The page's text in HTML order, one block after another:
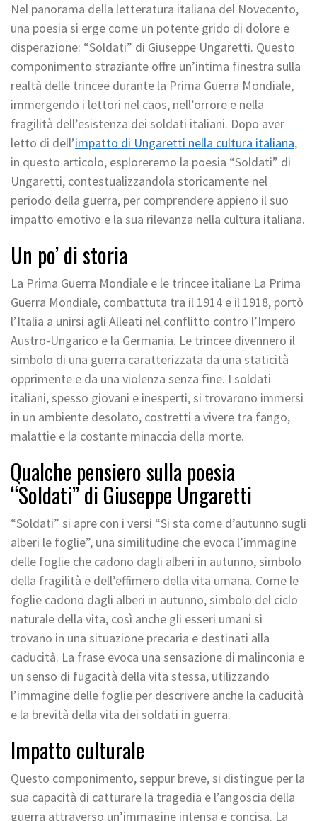
Nel panorama della letteratura italiana del Novecento,
una poesia si erge come un potente grido di dolore e
disperazione: “Soldati” di Giuseppe Ungaretti. Questo
componimento straziante offre un’intima finestra sulla
realtà delle trincee durante la Prima Guerra Mondiale,
immergendo i lettori nel caos, nell’orrore e nella
fragilità dell’esistenza dei soldati italiani. Dopo aver
letto di dell’impatto di Ungaretti nella cultura italiana,
in questo articolo, esploreremo la poesia “Soldati” di
Ungaretti, contestualizzandola storicamente nel
periodo della guerra, per comprendere appieno il suo
impatto emotivo e la sua rilevanza nella cultura italiana.
Un po’ di storia
La Prima Guerra Mondiale e le trincee italiane La Prima
Guerra Mondiale, combattuta tra il 1914 e il 1918, portò
l’Italia a unirsi agli Alleati nel conflitto contro l’Impero
Austro-Ungarico e la Germania. Le trincee divennero il
simbolo di una guerra caratterizzata da una staticità
opprimente e da una violenza senza fine. I soldati
italiani, spesso giovani e inesperti, si trovarono immersi
in un ambiente desolato, costretti a vivere tra fango,
malattie e la costante minaccia della morte.
Qualche pensiero sulla poesia
“Soldati” di Giuseppe Ungaretti
“Soldati” si apre con i versi “Si sta come d’autunno sugli
alberi le foglie”, una similitudine che evoca l’immagine
delle foglie che cadono dagli alberi in autunno, simbolo
della fragilità e dell’effimero della vita umana. Come le
foglie cadono dagli alberi in autunno, simbolo del ciclo
naturale della vita, così anche gli esseri umani si
trovano in una situazione precaria e destinati alla
caducità. La frase evoca una sensazione di malinconia e
un senso di fugacità della vita stessa, utilizzando
l’immagine delle foglie per descrivere anche la caducità
e la brevità della vita dei soldati in guerra.
Impatto culturale
Questo componimento, seppur breve, si distingue per la
sua capacità di catturare la tragedia e l’angoscia della
guerra attraverso un’immagine intensa e concisa. La